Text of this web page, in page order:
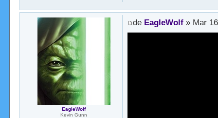
de EagleWolf» Mar
EagleWolf
Kevin Gunn